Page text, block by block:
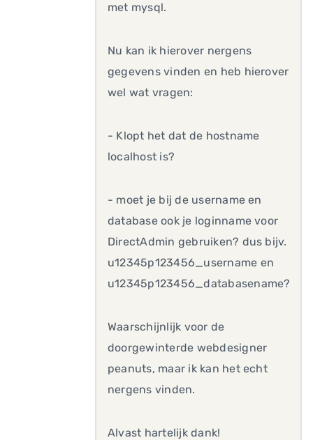
met mysql.
Nu kan ik hierover nergens
gegevens vinden en heb hierover
wel wat vragen:
- Klopt het dat de hostname
localhost is?
- moet je bij de username en
database ook je loginname voor
DirectAdmin gebruiken? dus bijv.
u12345p123456_username en
u12345p123456_databasename?
Waarschijnlijk voor de
doorgewinterde webdesigner
peanuts, maar ik kan het echt
nergens vinden.
Alvast hartelijk dank!